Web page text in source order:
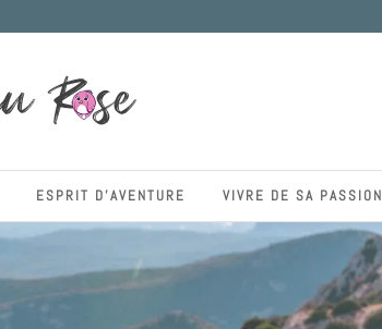
ESPRIT D’AVENTURE VIVRE DE SA PASSION